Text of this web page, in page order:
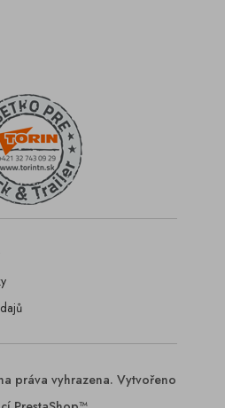
práva vyhrazena. Vytvořeno